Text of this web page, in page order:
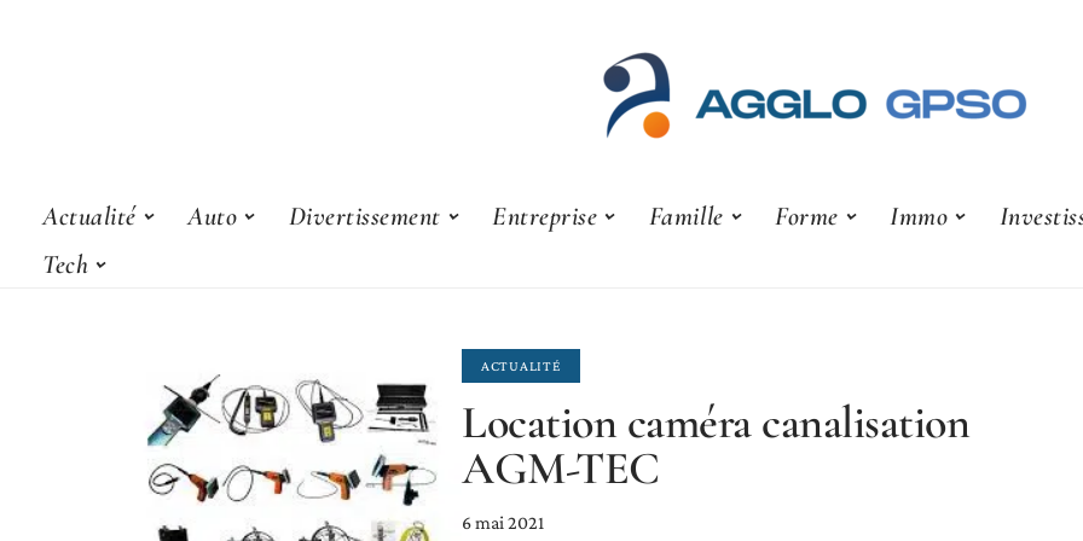
Actualité Auto Divertissement Entreprise Famille Forme Immo
Tech
ACTUALITÉ
Location caméra canalisation
AGM-TEC
6 mai 2021